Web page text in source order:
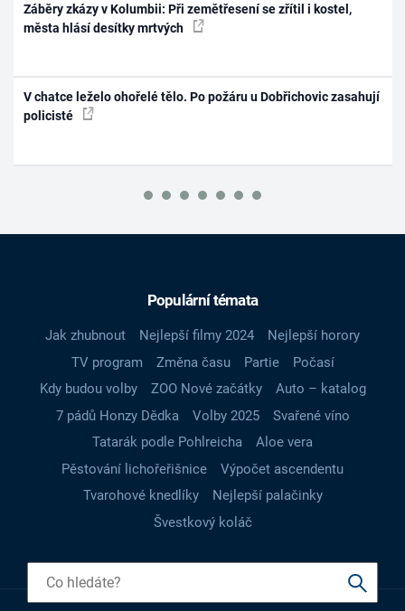
Záběry zkázy v Kolumbii: Při zemětřesení se zřítil i kostel,
města hlásí desítky mrtvých
V chatce leželo ohořelé tělo. Po požáru u Dobřichovic zasahují
policisté
Populární témata
Jak zhubnout Nejlepší filmy 2024
Nejlepší horory
TV program
Změna času Partie
Počasí
Kdy budou volby
ZOO Nové začátky
Auto – katalog
7 pádů Honzy Dědka
Volby 2025
Svařené víno
Tatarák podle Pohlreicha
Aloe vera
Pěstování lichořeřišnice
Výpočet ascendentu
Tvarohové knedlíky
Nejlepší palačinky
Švestkový koláč